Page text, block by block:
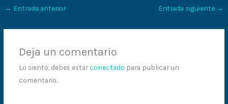
← Entrada anterior Entrada siguiente →
Deja un comentario
Lo siento, debes estarconectado para publicar un
comentario.